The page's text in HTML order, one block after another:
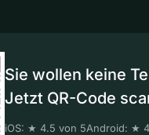
Sie wollen keine
Jetzt QR-Code
iOS: ★ 4.5 von 5Android: ★